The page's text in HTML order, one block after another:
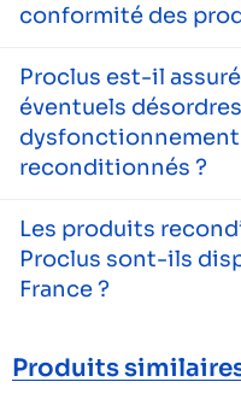
conformité des
Proclus est-il
éventuels
dysfonctionnement
reconditionnés ?
Les produits
Proclus sont-ils
France ?
Produits